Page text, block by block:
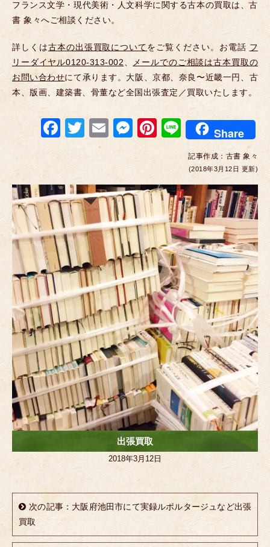
フランス文学・現代美術・人文科学に関する古本の買取は、古
書 象々へご相談ください。
詳しくは古本の出張買取についてをご覧ください。お電話 フ
リーダイヤル0120-313-002、
メールでのご相談は古本買取の
お問い合わせにて承ります。大阪、京都、奈良〜近畿一円、古
本、版画、建築書、骨董など全国出張査定／買取いたします。
F
e
b
o
o
k
T
wi
tt
er
E
m
ail
M
e
ss
e
n
g
er
Pi
er
e
st
Li
n
e
Share
記事作成： 古書 象々
(2018年3月12日 更新)
出張買取
2018年3月12日
次の記事：大阪府池田市にて実録ルポルタージュなど出張
買取